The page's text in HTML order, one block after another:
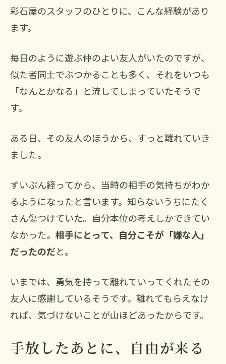
彩石屋のスタッフのひとりに、こんな経験があり
ます。
毎日のように遊ぶ仲のよい友人がいたのですが、
似た者同士でぶつかることも多く、それをいつも
「なんとかなる」と流してしまっていたそうで
す。
ある日、その友人のほうから、すっと離れていき
ました。
ずいぶん経ってから、当時の相手の気持ちがわか
るようになったと言います。知らないうちにたく
さん傷つけていた。自分本位の考えしかできてい
なかった。 相手にとって、自分こそが「嫌な人」
だったのだと。
いまでは、勇気を持って離れていってくれたその
友人に感謝しているそうです。離れてもらえなけ
れば、気づけないことが山ほどあったからです。
手放したあとに、自由が来る